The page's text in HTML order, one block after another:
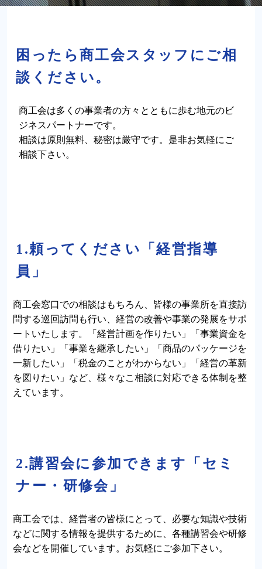
困ったら商工会スタッフにご相
談ください。
商工会は多くの事業者の方々とともに歩む地元のビ
ジネスパートナーです。
相談は原則無料、秘密は厳守です。是非お気軽にご
相談下さい。
1.頼ってください「経営指導
員」
商工会窓口での相談はもちろん、皆様の事業所を直接訪
問する巡回訪問も行い、経営の改善や事業の発展をサポ
ートいたします。「経営計画を作りたい」「事業資金を
借りたい」「事業を継承したい」「商品のパッケージを
一新したい」「税金のことがわからない」「経営の革新
を図りたい」など、様々なこ相談に対応できる体制を整
えています。
2.講習会に参加できます「セミ
ナー・研修会」
商工会では、経営者の皆様にとって、必要な知識や技術
などに関する情報を提供するために、各種講習会や研修
会などを開催しています。お気軽にご参加下さい。